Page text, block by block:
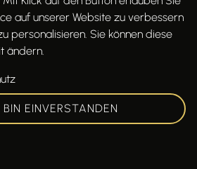
deiner Haut, um die
und effektiv wie möglich zu
mit ungeschminkter Haut,
volle Wirkung entfalten kann.
kannst du dich entspannt
auf unserer Website zu verbessern
personalisieren. Sie können diese
ändern.
EINVERSTANDEN